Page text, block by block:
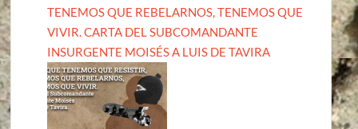
TENEMOS QUE REBELARNOS, TENEMOS QUE
VIVIR. CARTA DEL SUBCOMANDANTE
INSURGENTE MOISÉS A LUIS DE TAVIRA